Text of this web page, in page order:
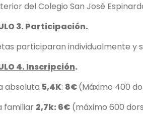
del Colegio San José
3. Participación.
participaran individualmente y
4. Inscripción.
absoluta 5,4K: 8€(Máximo 400
familiar 2,7k: 6€ (máximo 600